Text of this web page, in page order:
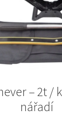
– 2t /
nářadí